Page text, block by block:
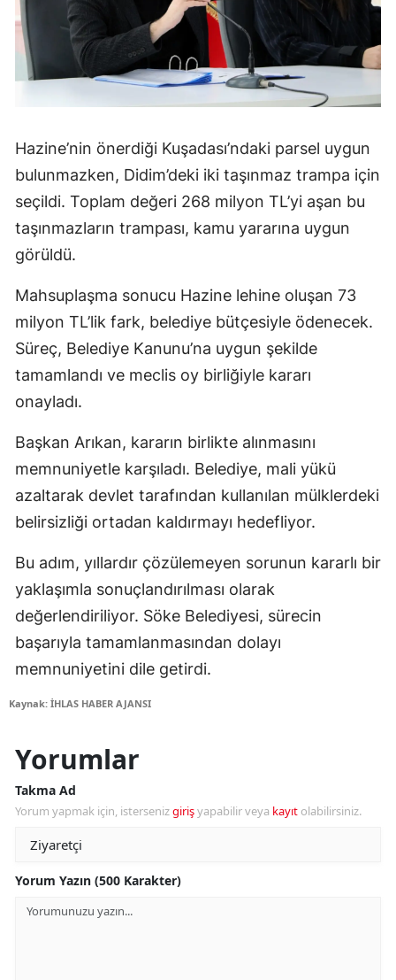
Hazine’nin önerdiği Kuşadası’ndaki parsel uygun
bulunmazken, Didim’deki iki taşınmaz trampa için
seçildi. Toplam değeri 268 milyon TL’yi aşan bu
taşınmazların trampası, kamu yararına uygun
görüldü.
Mahsuplaşma sonucu Hazine lehine oluşan 73
milyon TL’lik fark, belediye bütçesiyle ödenecek.
Süreç, Belediye Kanunu’na uygun şekilde
tamamlandı ve meclis oy birliğiyle kararı
onayladı.
Başkan Arıkan, kararın birlikte alınmasını
memnuniyetle karşıladı. Belediye, mali yükü
azaltarak devlet tarafından kullanılan mülklerdeki
belirsizliği ortadan kaldırmayı hedefliyor.
Bu adım, yıllardır çözülemeyen sorunun kararlı bir
yaklaşımla sonuçlandırılması olarak
değerlendiriliyor. Söke Belediyesi, sürecin
başarıyla tamamlanmasından dolayı
memnuniyetini dile getirdi.
Kaynak: İHLAS HABER AJANSI
Yorumlar
Takma Ad
Yorum yapmak için, istersenizgirişyapabilir veya kayıt olabilirsiniz.
Yorum Yazın (500 Karakter)